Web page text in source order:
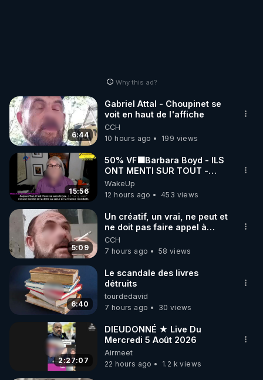
Why this ad?
6:44
Gabriel Attal - Choupinet se
voit en haut de l'affiche
CCH
10 hours ago
199 views
15:56
50% VF🟩Barbara Boyd - ILS
ONT MENTI SUR TOUT -
Jocelyne Traduction
WakeUp
12 hours ago
453 views
5:09
Un créatif, un vrai, ne peut et
ne doit pas faire appel à
l'intelligence artificielle
CCH
7 hours ago
58 views
6:40
Le scandale des livres
détruits
tourdedavid
7 hours ago
30 views
2:27:07
DIEUDONNÉ ★ Live Du
Mercredi 5 Août 2026
Airmeet
22 hours ago
1.2 k views